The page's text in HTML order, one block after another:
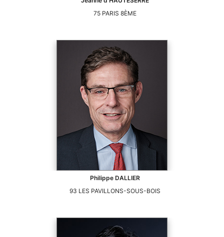
75 PARIS 8ÈME
Philippe DALLIER
93 LES PAVILLONS-SOUS-BOIS